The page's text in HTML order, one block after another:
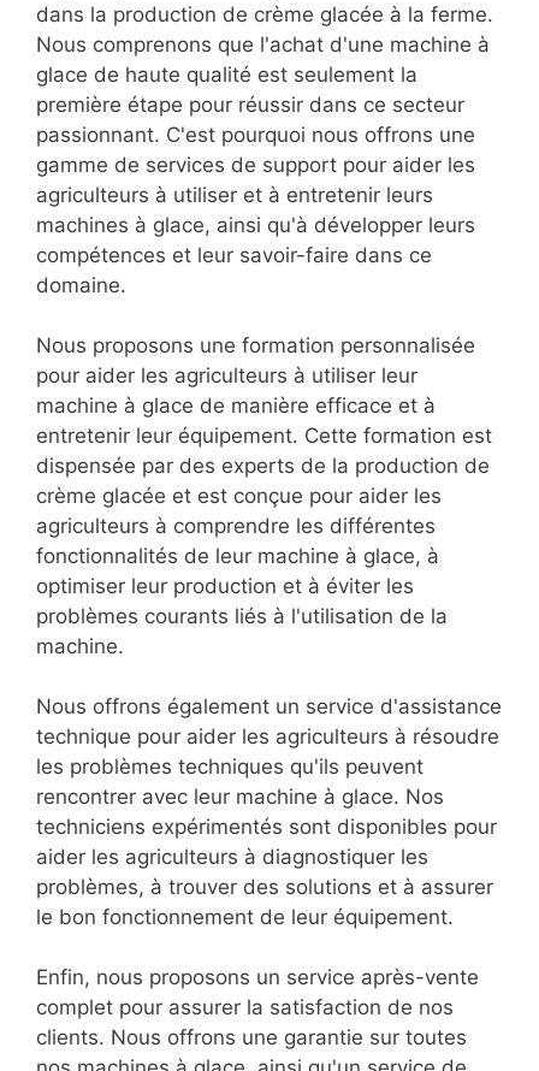
dans la production de crème glacée à la ferme.
Nous comprenons que l'achat d'une machine à
glace de haute qualité est seulement la
première étape pour réussir dans ce secteur
passionnant. C'est pourquoi nous offrons une
gamme de services de support pour aider les
agriculteurs à utiliser et à entretenir leurs
machines à glace, ainsi qu'à développer leurs
compétences et leur savoir-faire dans ce
domaine.
Nous proposons une formation personnalisée
pour aider les agriculteurs à utiliser leur
machine à glace de manière efficace et à
entretenir leur équipement. Cette formation est
dispensée par des experts de la production de
crème glacée et est conçue pour aider les
agriculteurs à comprendre les différentes
fonctionnalités de leur machine à glace, à
optimiser leur production et à éviter les
problèmes courants liés à l'utilisation de la
machine.
Nous offrons également un service d'assistance
technique pour aider les agriculteurs à résoudre
les problèmes techniques qu'ils peuvent
rencontrer avec leur machine à glace. Nos
techniciens expérimentés sont disponibles pour
aider les agriculteurs à diagnostiquer les
problèmes, à trouver des solutions et à assurer
le bon fonctionnement de leur équipement.
Enfin, nous proposons un service après-vente
complet pour assurer la satisfaction de nos
clients. Nous offrons une garantie sur toutes